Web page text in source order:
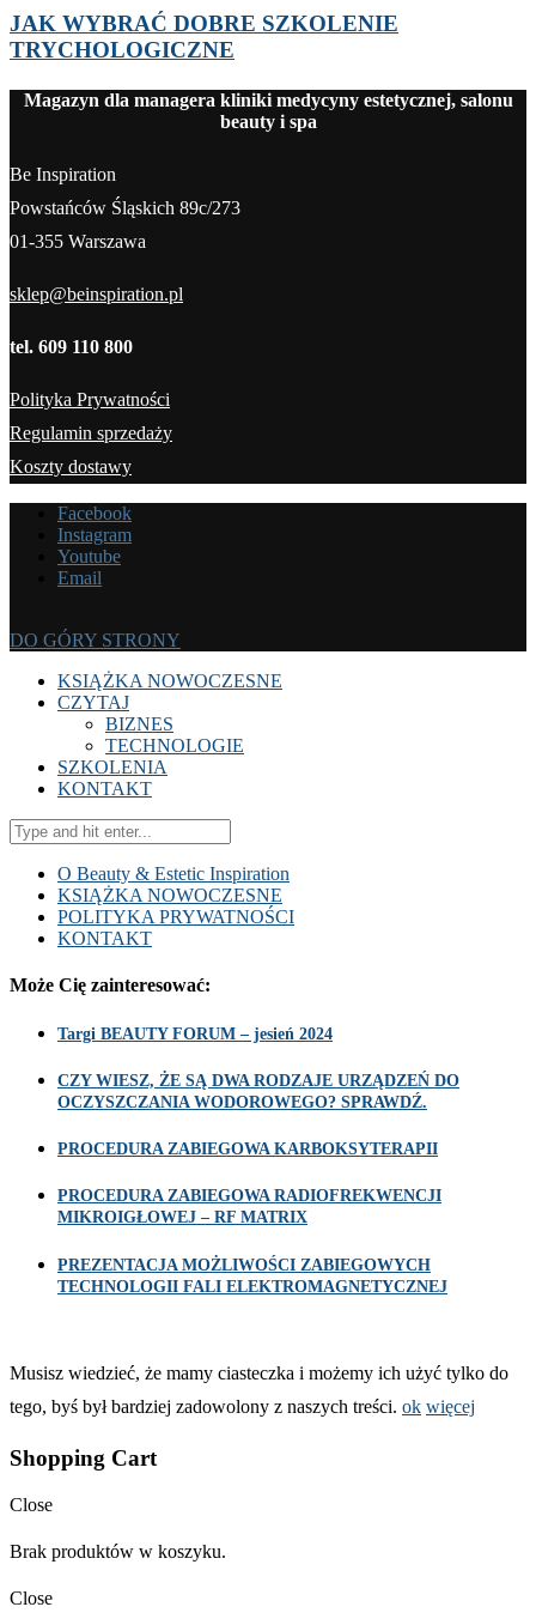
JAK WYBRAĆ DOBRE SZKOLENIE
TRYCHOLOGICZNE
Magazyn dla managera kliniki medycyny estetycznej, salonu
beauty i spa
Be Inspiration
Powstańców Śląskich 89c/273
01-355 Warszawa
sklep@beinspiration.pl
tel. 609 110 800
Polityka Prywatności
Regulamin sprzedaży
Koszty dostawy
Facebook
Instagram
Youtube
Email
DO GÓRY STRONY
KSIĄŻKA NOWOCZESNE
CZYTAJ
BIZNES
TECHNOLOGIE
SZKOLENIA
KONTAKT
O Beauty & Estetic Inspiration
KSIĄŻKA NOWOCZESNE
POLITYKA PRYWATNOŚCI
KONTAKT
Może Cię zainteresować:
Targi BEAUTY FORUM – jesień 2024
CZY WIESZ, ŻE SĄ DWA RODZAJE URZĄDZEŃ DO
OCZYSZCZANIA WODOROWEGO? SPRAWDŹ.
PROCEDURA ZABIEGOWA KARBOKSYTERAPII
PROCEDURA ZABIEGOWA RADIOFREKWENCJI
MIKROIGŁOWEJ – RF MATRIX
PREZENTACJA MOŻLIWOŚCI ZABIEGOWYCH
TECHNOLOGII FALI ELEKTROMAGNETYCZNEJ
Musisz wiedzieć, że mamy ciasteczka i możemy ich użyć tylko do
tego, byś był bardziej zadowolony z naszych treści. ok więcej
Shopping Cart
Close
Brak produktów w koszyku.
Close